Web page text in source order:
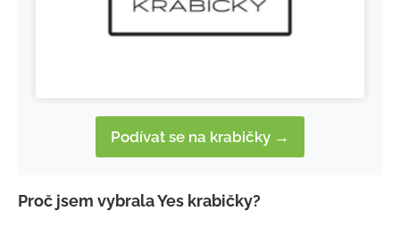
Podívat se na krabičky →
Proč jsem vybrala Yes krabičky?